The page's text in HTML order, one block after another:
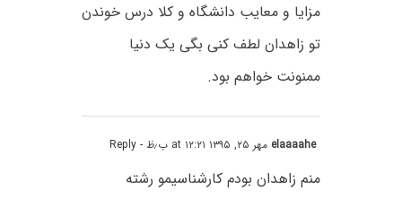
مزایا و معایب دانشگاه و کلا درس خوندن
تو زاهدان لطف کنی بگی یک دنیا
ممنونت خواهم بود.
elaaaahe مهر ۲۵, ۱۳۹۵ at ۱۲:۲۱ ب٫ظ - Reply
منم زاهدان بودم کارشناسیمو رشته